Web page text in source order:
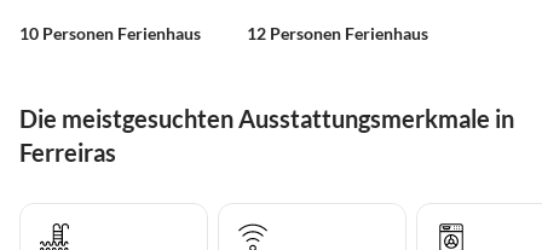
10 Personen Ferienhaus 12 Personen Ferienhaus
Die meistgesuchten Ausstattungsmerkmale in
Ferreiras